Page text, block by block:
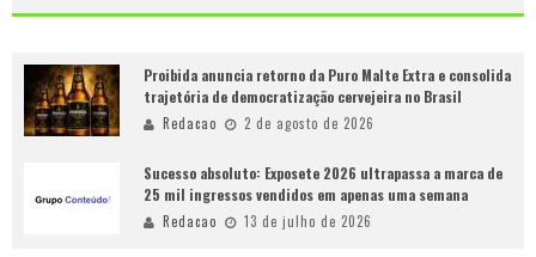
Proibida anuncia retorno da Puro Malte Extra e consolida
trajetória de democratização cervejeira no Brasil
Redacao 2 de agosto de 2026
Sucesso absoluto: Exposete 2026 ultrapassa a marca de
25 mil ingressos vendidos em apenas uma semana
Redacao 13 de julho de 2026